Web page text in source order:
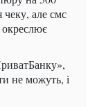
чеку, але смс
не можуть, і